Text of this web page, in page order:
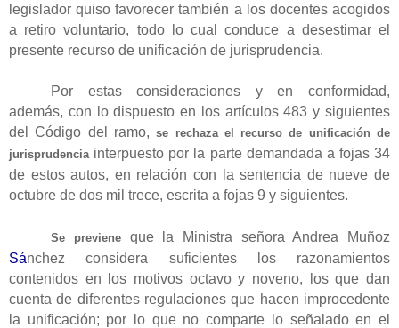
legislador quiso favorecer también a los docentes acogidos
a retiro voluntario, todo lo cual conduce a desestimar el
presente recurso de unificación de jurisprudencia.
Por estas consideraciones y en conformidad,
además, con lo dispuesto en los artículos 483 y siguientes
del Código del ramo,se rechaza el recurso de unificación de
jurisprudencia interpuesto por la parte demandada a fojas 34
de estos autos, en relación con la sentencia de nueve de
octubre de dos mil trece, escrita a fojas 9 y siguientes.
Se previeneque la Ministra señora Andrea Muñoz
Sánchez considera suficientes los razonamientos
contenidos en los motivos octavo y noveno, los que dan
cuenta de diferentes regulaciones que hacen improcedente
la unificación; por lo que no comparte lo señalado en el